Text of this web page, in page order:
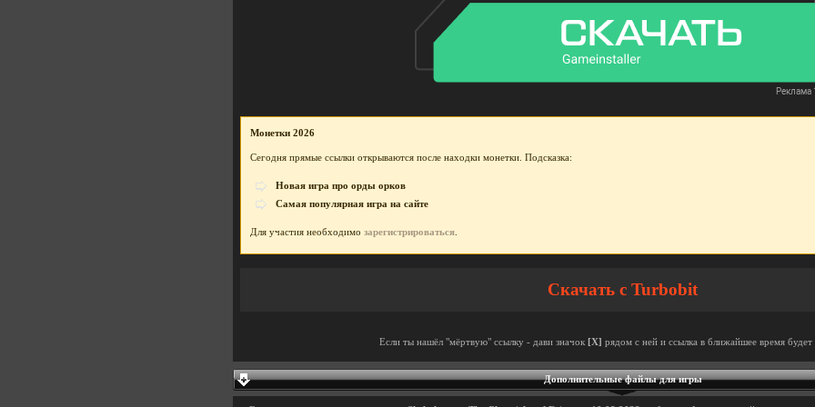
Монетки 2026
Сегодня прямые ссылки открываются после находки монетки. Подсказка:
Новая игра про орды орков
Самая популярная игра на сайте
Для участия необходимо зарегистрироваться
Скачать с Turbobit
Если ты нашёл "мёртвую" ссылку - дави значок [X] рядом с ней и ссылка в ближайшее время будет
Дополнительные файлы для игры